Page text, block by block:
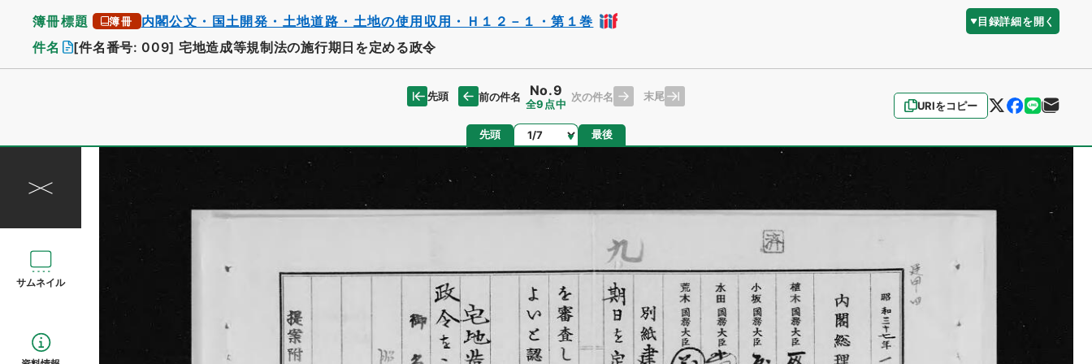
簿冊標題 簿冊 内閣公文・国土開発・土地道路・土地の使用収用・Ｈ１２－１・第１巻 目録詳細を開く
件名 [件名番号: 009] 宅地造成等規制法の施行期日を定める政令
URIをコピー
先頭 前の件名 No.9
全9点中
次の件名 末尾
先頭 ページ 最後
サムネイル